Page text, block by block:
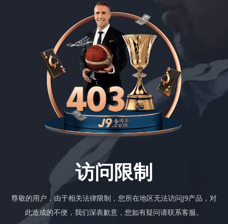
访问限制
尊敬的用户，由于相关法律限制，您所在地区无法访问J9产品，对
此造成的不便，我们深表歉意，您如有疑问请联系客服。